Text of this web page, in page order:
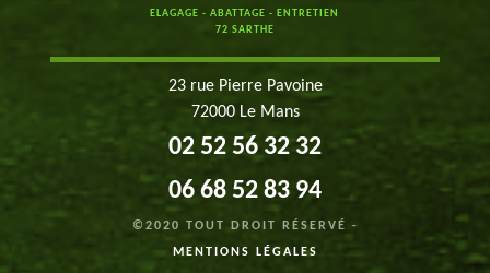
ELAGAGE - ABATTAGE - ENTRETIEN
72 SARTHE
23 rue Pierre Pavoine
72000 Le Mans
02 52 56 32 32
06 68 52 83 94
©2020 TOUT DROIT RÉSERVÉ -
MENTIONS LÉGALES